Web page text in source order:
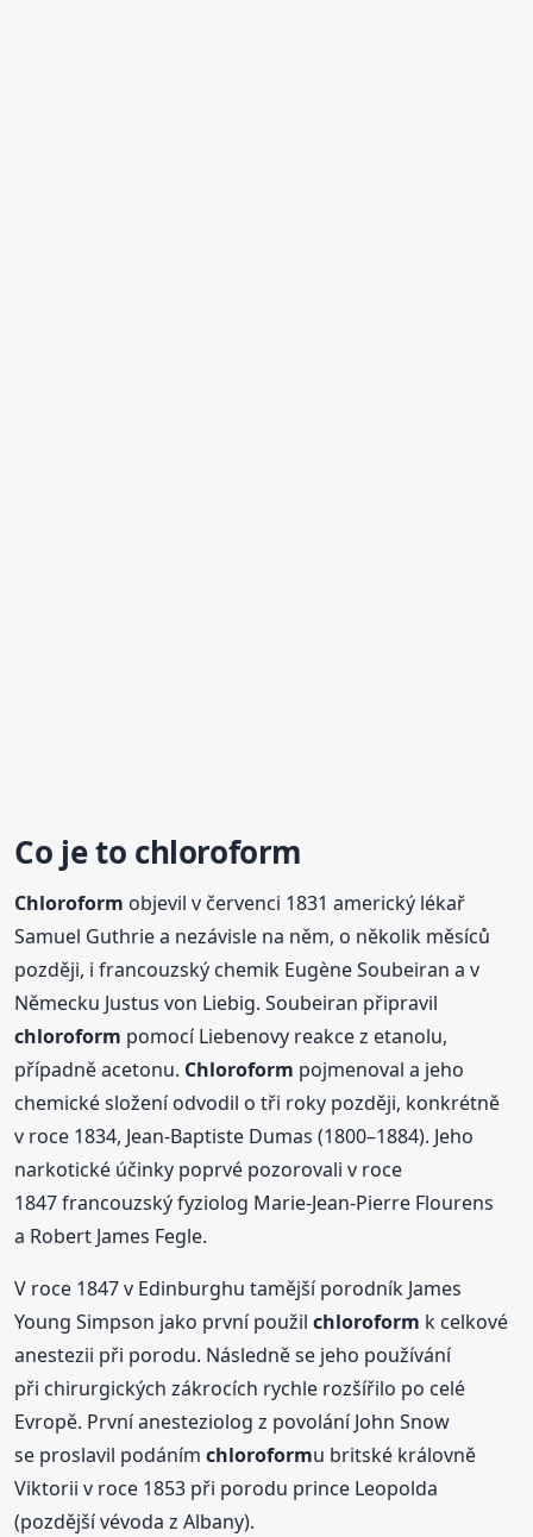
Co je to chloroform
Chloroform objevil v červenci 1831 americký lékař
Samuel Guthrie a nezávisle na něm, o několik měsíců
později, i francouzský chemik Eugène Soubeiran a v
Německu Justus von Liebig. Soubeiran připravil
chloroform pomocí Liebenovy reakce z etanolu,
případně acetonu. Chloroform pojmenoval a jeho
chemické složení odvodil o tři roky později, konkrétně
v roce 1834, Jean-Baptiste Dumas (1800–1884). Jeho
narkotické účinky poprvé pozorovali v roce
1847 francouzský fyziolog Marie-Jean-Pierre Flourens
a Robert James Fegle.
V roce 1847 v Edinburghu tamější porodník James
Young Simpson jako první použilchloroform k celkové
anestezii při porodu. Následně se jeho používání
při chirurgických zákrocích rychle rozšířilo po celé
Evropě. První anesteziolog z povolání John Snow
se proslavil podánímchloroformu britské královně
Viktorii v roce 1853 při porodu prince Leopolda
(pozdější vévoda z Albany).